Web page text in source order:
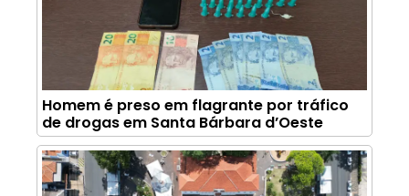
Homem é preso em flagrante por tráfico
de drogas em Santa Bárbara d’Oeste